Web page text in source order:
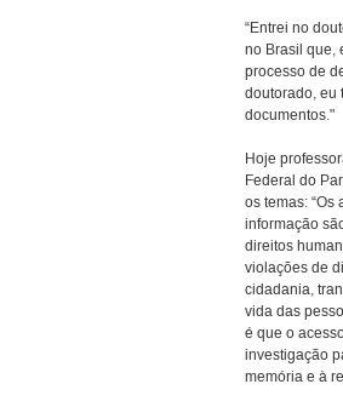
“Entrei no
no Brasil que,
processo de
doutorado, eu
documentos."
Hoje
Federal do
os temas:
informação
direitos
violações de
cidadania,
vida das
é que o
investigação
memória e à